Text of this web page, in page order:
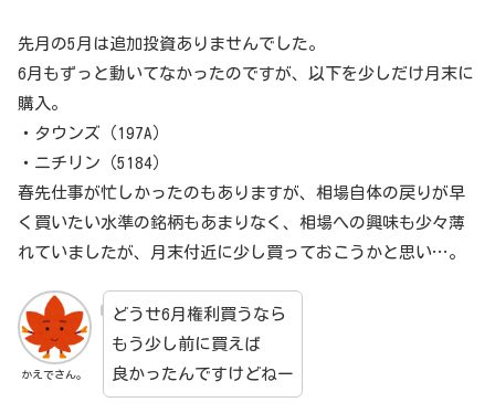
先月の5月は追加投資ありませんでした。
6月もずっと動いてなかったのですが、以下を少しだけ月末に
購入。
・タウンズ（197A）
・ニチリン（5184）
春先仕事が忙しかったのもありますが、相場自体の戻りが早
く買いたい水準の銘柄もあまりなく、相場への興味も少々薄
れていましたが、月末付近に少し買っておこうかと思い…。
かえでさん。
どうせ6月権利買うなら
もう少し前に買えば
良かったんですけどねー